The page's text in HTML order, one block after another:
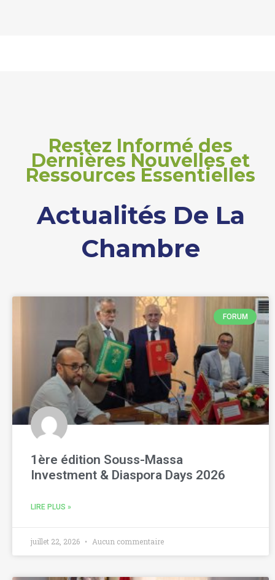
Restez Informé des
Dernières Nouvelles et
Ressources Essentielles
Actualités De La
Chambre
FORUM
1ère édition Souss-Massa
Investment & Diaspora Days 2026
LIRE PLUS »
juillet 22, 2026 Aucun commentaire